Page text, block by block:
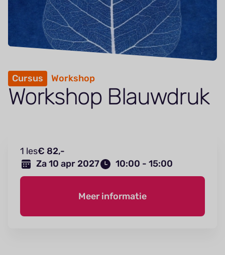
Cursus Workshop
Workshop Blauwdruk
1 les€ 82,-
Za 10 apr 2027
10:00 - 15:00
Meer informatie